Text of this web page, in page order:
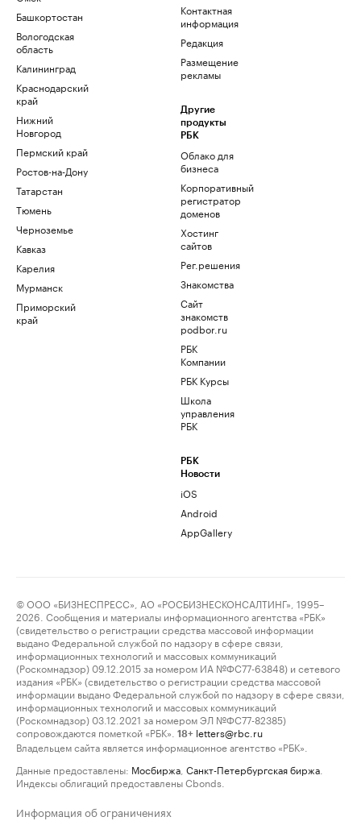
Башкортостан
Вологодская
область
Калининград
Краснодарский
край
Нижний
Новгород
Пермский край
Ростов-на-Дону
Татарстан
Тюмень
Черноземье
Кавказ
Карелия
Мурманск
Приморский
край
Контактная
информация
Редакция
Размещение
рекламы
Другие
продукты
РБК
Облако для
бизнеса
Корпоративный
регистратор
доменов
Хостинг
сайтов
Рег.решения
Знакомства
Сайт
знакомств
podbor.ru
РБК
Компании
РБК Курсы
Школа
управления
РБК
РБК
Новости
iOS
Android
AppGallery
© ООО «БИЗНЕСПРЕСС», АО «РОСБИЗНЕСКОНСАЛТИНГ», 1995–
2026. Сообщения и материалы информационного агентства «РБК»
(свидетельство о регистрации средства массовой информации
выдано Федеральной службой по надзору в сфере связи,
информационных технологий и массовых коммуникаций
(Роскомнадзор) 09.12.2015 за номером ИА №ФС77-63848) и сетевого
издания «РБК» (свидетельство о регистрации средства массовой
информации выдано Федеральной службой по надзору в сфере связи,
информационных технологий и массовых коммуникаций
(Роскомнадзор) 03.12.2021 за номером ЭЛ №ФС77-82385)
сопровождаются пометкой «РБК».
18+ letters@rbc.ru
Владельцем сайта является информационное агентство «РБК».
Данные предоставлены: Мосбиржа Санкт-Петербургская биржа
Индексы облигаций предоставлены Cbonds.
Информация об ограничениях